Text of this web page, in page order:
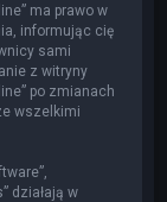
ma prawo w
informując cię
sami
z witryny
po zmianach
wszelkimi
działają w